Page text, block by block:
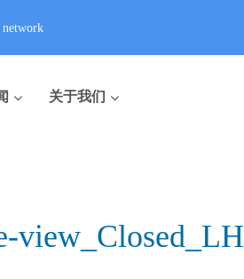
network
关于我们
view_Closed_LH